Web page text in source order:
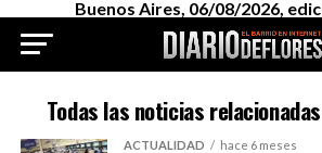
Buenos Aires, 06/08/2026,
Todas las noticias
ACTUALIDAD hace 6 meses